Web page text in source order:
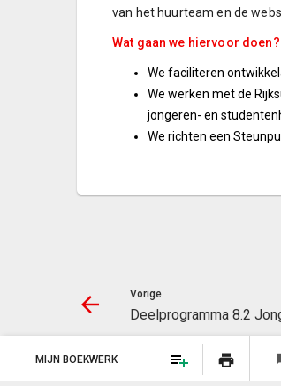
van het huurteam en de
Wat gaan we hiervoor doen?
We faciliteren
We werken met de
jongeren- en
We richten een
Vorige
Deelprogramma 8.2
MIJN BOEKWERK print